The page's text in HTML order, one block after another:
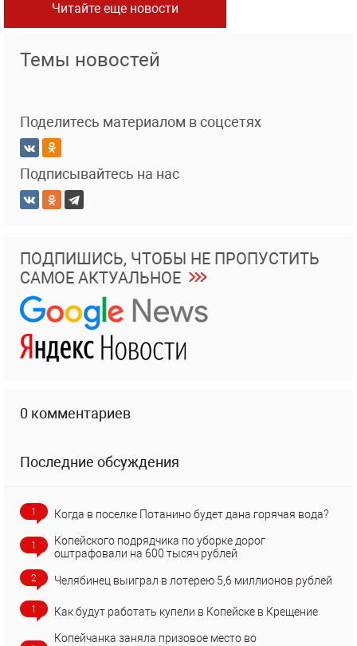
Читайте еще новости
Темы новостей
Поделитесь материалом в соцсетях
Подписывайтесь на нас
ПОДПИШИСЬ, ЧТОБЫ НЕ ПРОПУСТИТЬ
САМОЕ АКТУАЛЬНОЕ
0 комментариев
Последние обсуждения
1 Когда в поселке Потанино будет дана горячая вода?
1
Копейского подрядчика по уборке дорог
оштрафовали на 600 тысяч рублей
2 Челябинец выиграл в лотерею 5,6 миллионов рублей
1 Как будут работать купели в Копейске в Крещение
Копейчанка заняла призовое место во